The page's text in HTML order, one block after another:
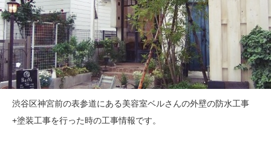
渋谷区神宮前の表参道にある美容室ベルさんの外壁の防水工事
+塗装工事を行った時の工事情報です。